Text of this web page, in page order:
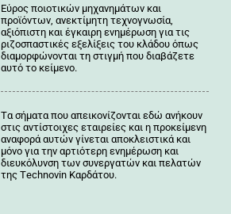
Εύρος ποιοτικών μηχανημάτων και
προϊόντων, ανεκτίμητη τεχνογνωσία,
αξιόπιστη και έγκαιρη ενημέρωση για τις
ριζοσπαστικές εξελίξεις του κλάδου όπως
διαμορφώνονται τη στιγμή που διαβάζετε
αυτό το κείμενο.
Tα σήματα που απεικονίζονται εδώ ανήκουν
στις αντίστοιχες εταιρείες και η προκείμενη
αναφορά αυτών γίνεται αποκλειστικά και
μόνο για την αρτιότερη ενημέρωση και
διευκόλυνση των συνεργατών και πελατών
της Τechnovin Kαρδάτου.